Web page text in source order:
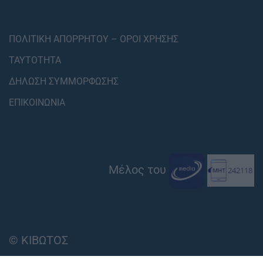
ΠΟΛΙΤΙΚΗ ΑΠΟΡΡΗΤΟΥ – ΟΡΟΙ ΧΡΗΣΗΣ
ΤΑΥΤΟΤΗΤΑ
ΔΗΛΩΣΗ ΣΥΜΜΟΡΦΩΣΗΣ
ΕΠΙΚΟΙΝΩΝΙΑ
Μέλος του
© ΚΙΒΩΤΟΣ